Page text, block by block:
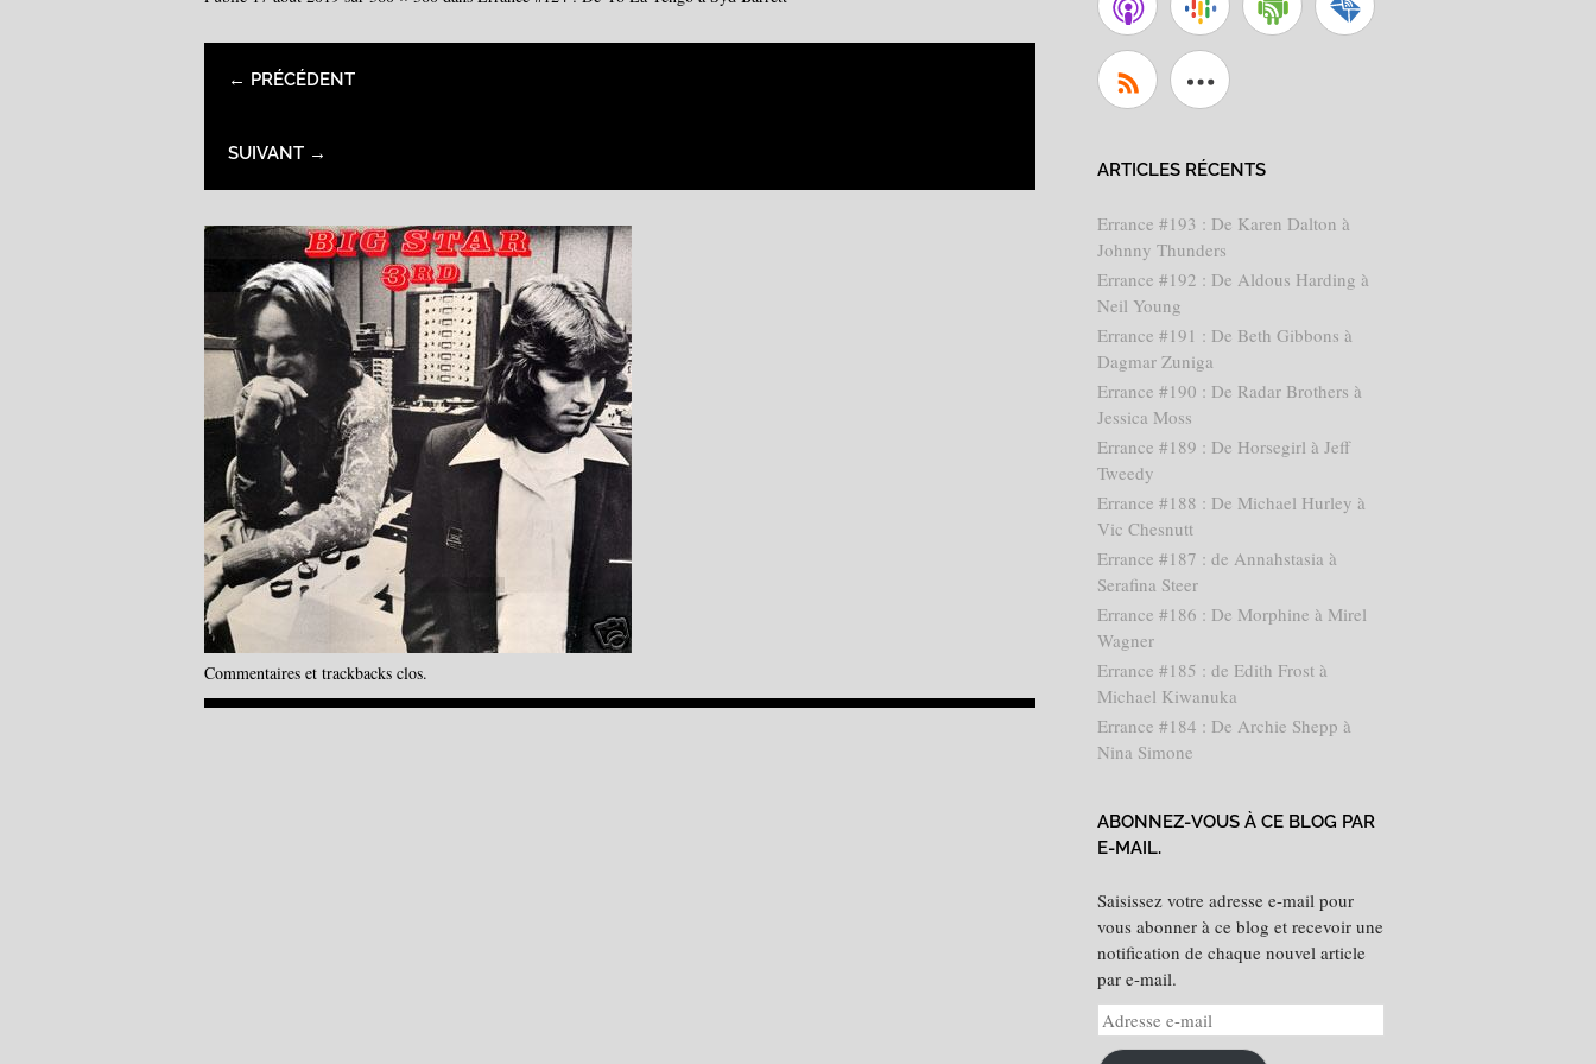
← PRÉCÉDENT
SUIVANT →
Commentaires et trackbacks clos.
ARTICLES RÉCENTS
Errance #193 : De Karen Dalton à
Johnny Thunders
Errance #192 : De Aldous Harding à
Neil Young
Errance #191 : De Beth Gibbons à
Dagmar Zuniga
Errance #190 : De Radar Brothers à
Jessica Moss
Errance #189 : De Horsegirl à Jeff
Tweedy
Errance #188 : De Michael Hurley à
Vic Chesnutt
Errance #187 : de Annahstasia à
Serafina Steer
Errance #186 : De Morphine à Mirel
Wagner
Errance #185 : de Edith Frost à
Michael Kiwanuka
Errance #184 : De Archie Shepp à
Nina Simone
ABONNEZ-VOUS À CE BLOG PAR
E-MAIL.
Saisissez votre adresse e-mail pour
vous abonner à ce blog et recevoir une
notification de chaque nouvel article
par e-mail.
Adresse
e-